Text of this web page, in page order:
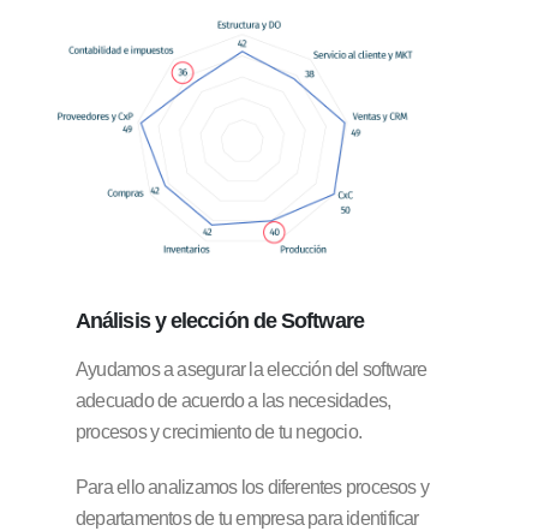
Análisis y elecciónde Software
Ayudamos a asegurar la elección del software
adecuado de acuerdo a las necesidades,
procesos y crecimiento de tu negocio.
Para ello analizamos los diferentes procesos y
departamentos de tu empresa para identificar